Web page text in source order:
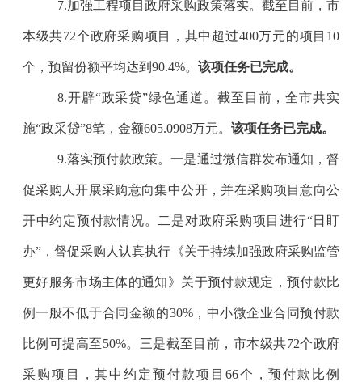
7.加强工程项目政府采购政策落实。截至目前，市
本级共72个政府采购项目，其中超过400万元的项目 10
个，预留份额平均达到 90.4%。 该项任务已完成。
8.开辟“政采贷”绿色通道。截至目前，全市共实
施“政采贷”8笔，金额605.0908万元。 该项任务已完成。
9.落实预付款政策。一是通过微信群发布通知，督
促采购人开展采购意向集中公开，并在采购项目意向公
开中约定预付款情况。 二是对政府采购项目进行“日盯
办”，督促采购人认真执行《关于持续加强政府采购监管
更好服务市场主体的通知》关于预付款规定，预付款比
例一般不低于合同金额的30%，中小微企业合同预付款
比例可提高至50%。 三是截至目前，市本级共72个政府
采购项目，其中约定预付款项目 66个，预付款比例